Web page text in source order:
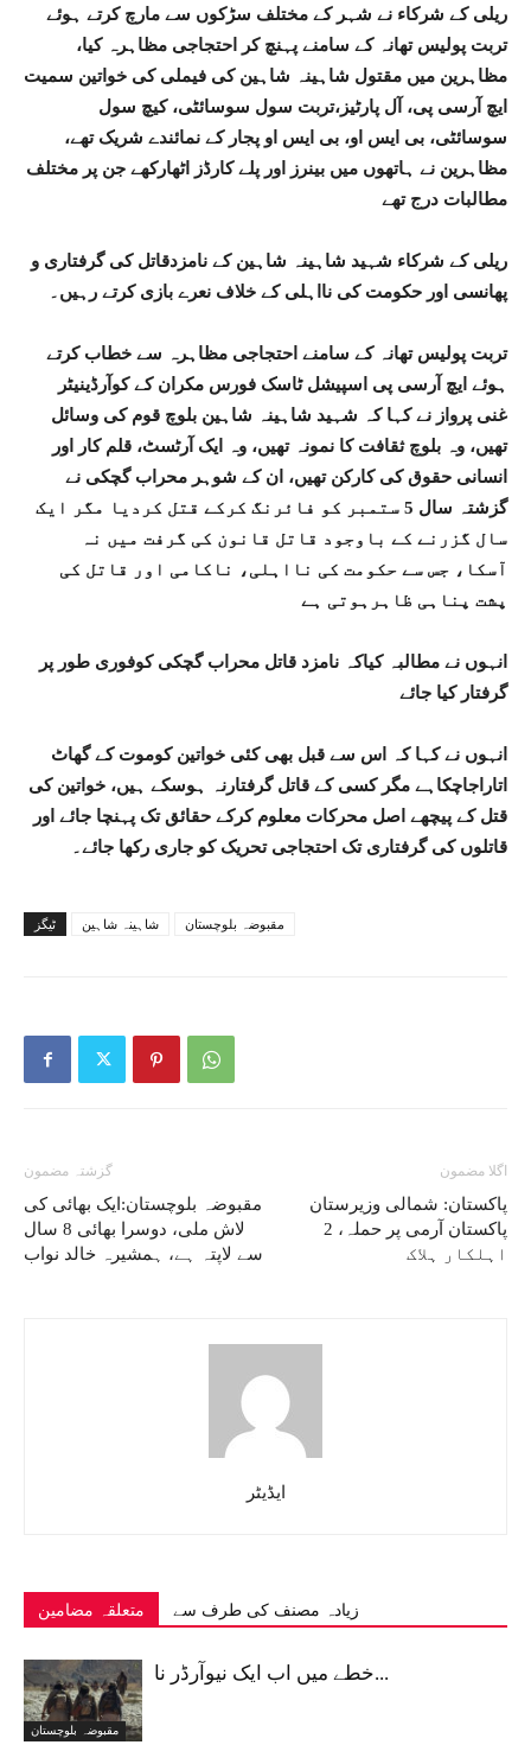
ریلی کے شرکاء نے شہر کے مختلف سڑکوں سے مارچ کرتے ہوئے
تربت پولیس تھانہ کے سامنے پہنچ کر احتجاجی مظاہرہ کیا،
مظاہرین میں مقتول شاہینہ شاہین کی فیملی کی خواتین سمیت
ایچ آرسی پی، آل پارٹیز،تربت سول سوسائٹی، کیچ سول
سوسائٹی، بی ایس او، بی ایس او پجار کے نمائندے شریک تھے،
مظاہرین نے ہاتھوں میں بینرز اور پلے کارڈز اٹھارکھے جن پر مختلف
مطالبات درج تھے
ریلی کے شرکاء شہید شاہینہ شاہین کے نامزدقاتل کی گرفتاری و
پھانسی اور حکومت کی نااہلی کے خلاف نعرے بازی کرتے رہیں۔
تربت پولیس تھانہ کے سامنے احتجاجی مظاہرہ سے خطاب کرتے
ہوئے ایچ آرسی پی اسپیشل ٹاسک فورس مکران کے کوآرڈینیٹر
غنی پرواز نے کہا کہ شہید شاہینہ شاہین بلوچ قوم کی وسائل
تھیں، وہ بلوچ ثقافت کا نمونہ تھیں، وہ ایک آرٹسٹ، قلم کار اور
انسانی حقوق کی کارکن تھیں، ان کے شوہر محراب گچکی نے
گزشتہ سال 5 ستمبر کو فائرنگ کرکے قتل کردیا مگر ایک
سال گزرنے کے باوجود قاتل قانون کی گرفت میں نہ
آسکا، جس سے حکومت کی نااہلی، ناکامی اور قاتل کی
پشت پناہی ظاہرہوتی ہے
انہوں نے مطالبہ کیاکہ نامزد قاتل محراب گچکی کوفوری طور پر
گرفتار کیا جائے
انہوں نے کہا کہ اس سے قبل بھی کئی خواتین کوموت کے گھاٹ
اتاراجاچکاہے مگر کسی کے قاتل گرفتارنہ ہوسکے ہیں، خواتین کی
قتل کے پیچھے اصل محرکات معلوم کرکے حقائق تک پہنچا جائے اور
قاتلوں کی گرفتاری تک احتجاجی تحریک کو جاری رکھا جائے۔
ٹیگز شاہینہ شاہین مقبوضہ بلوچستان
گزشتہ مضمون
مقبوضہ بلوچستان:ایک بھائی کی
لاش ملی، دوسرا بھائی 8 سال
سے لاپتہ ہے، ہمشیرہ خالد نواب
اگلا مضمون
پاکستان: شمالی وزیرستان
پاکستان آرمی پر حملہ، 2
اہلکار ہلاک
ایڈیٹر
متعلقہ مضامین زیادہ مصنف کی طرف سے
مقبوضہ بلوچستان
خطے میں اب ایک نیوآرڈر نا...